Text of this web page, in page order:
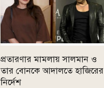
প্রতারণার মামলায় সালমান ও
তার বোনকে আদালতে হাজিরের
নির্দেশ